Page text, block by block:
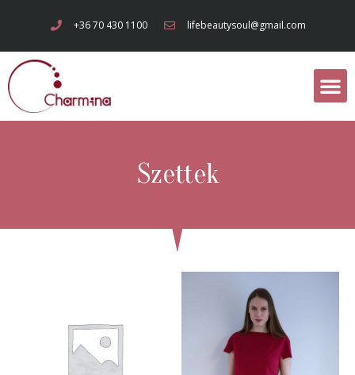
+36 70 430 1100 lifebeautysoul@gmail.com
Szettek